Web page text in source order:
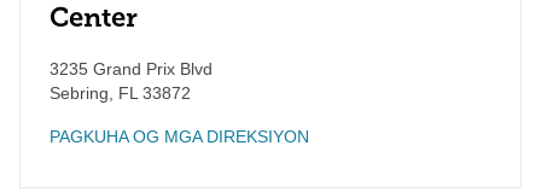
Center
3235 Grand Prix Blvd
Sebring
FL 33872
PAGKUHA OG MGA DIREKSIYON